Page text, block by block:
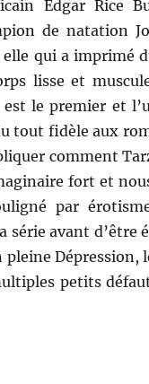
Edgar Rice
de natation
elle qui a imprimé
lisse et
est le premier et
tout fidèle aux
comment
fort et
par
avant d’être
petits